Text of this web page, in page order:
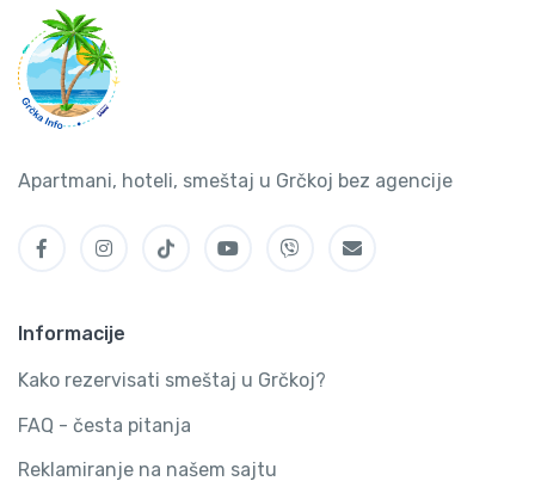
Apartmani, hoteli, smeštaj u Grčkoj bez agencije
Informacije
Kako rezervisati smeštaj u Grčkoj?
FAQ - česta pitanja
Reklamiranje na našem sajtu